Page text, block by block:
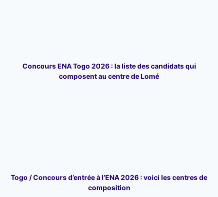
Concours ENA Togo 2026 : la liste des candidats qui
composent au centre de Lomé
Togo / Concours d’entrée à l’ENA 2026 : voici les centres de
composition